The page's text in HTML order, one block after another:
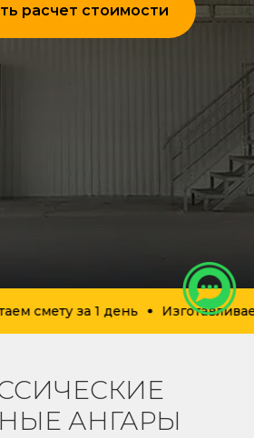
расчет стоимости
смету за 1 день
АНГАРЫ